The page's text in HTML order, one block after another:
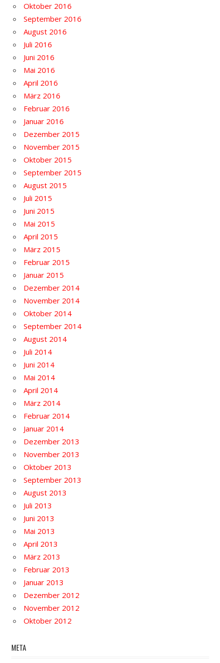
Oktober 2016
September 2016
August 2016
Juli 2016
Juni 2016
Mai 2016
April 2016
März 2016
Februar 2016
Januar 2016
Dezember 2015
November 2015
Oktober 2015
September 2015
August 2015
Juli 2015
Juni 2015
Mai 2015
April 2015
März 2015
Februar 2015
Januar 2015
Dezember 2014
November 2014
Oktober 2014
September 2014
August 2014
Juli 2014
Juni 2014
Mai 2014
April 2014
März 2014
Februar 2014
Januar 2014
Dezember 2013
November 2013
Oktober 2013
September 2013
August 2013
Juli 2013
Juni 2013
Mai 2013
April 2013
März 2013
Februar 2013
Januar 2013
Dezember 2012
November 2012
Oktober 2012
META